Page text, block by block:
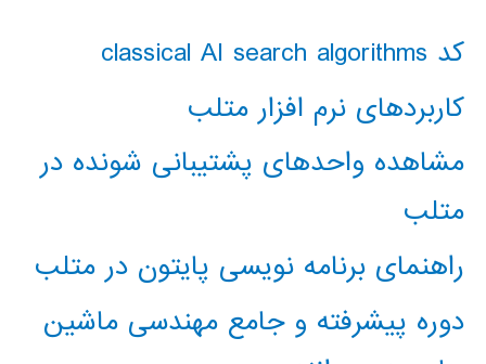
کد classical AI search algorithms
کاربردهای نرم افزار متلب
مشاهده واحدهای پشتیبانی شونده در
متلب
راهنمای برنامه نویسی پایتون در متلب
دوره پیشرفته و جامع مهندسی ماشین